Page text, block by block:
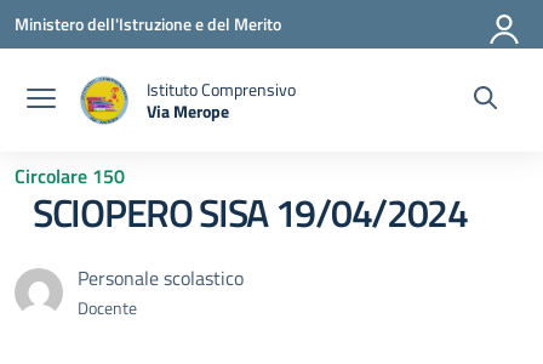
Vai ai contenuti
Vai al menu di navigazione
Vai al footer
Ministero dell'Istruzione e del Merito
Istituto Comprensivo
Via Merope
Circolare 150
SCIOPERO SISA 19/04/2024
Personale scolastico
Docente